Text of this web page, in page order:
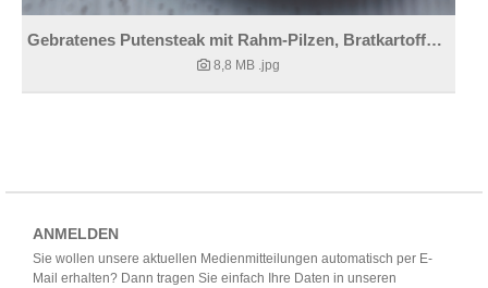
Gebratenes Putensteak mit Rahm-Pilzen, Bratkartoffeln und Brokkoli
8,8 MB .jpg
ANMELDEN
Sie wollen unsere aktuellen Medienmitteilungen automatisch per E-
Mail erhalten? Dann tragen Sie einfach Ihre Daten in unseren